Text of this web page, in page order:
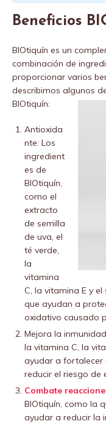
Beneficios
BIOtiquín es un
combinación de
proporcionar varios
describimos algunos
BIOtiquín:
Antioxida
nte: Los
ingredient
es de
BIOtiquín,
como el
extracto
de semilla
de uva, el
té verde,
la
vitamina
C, la vitamina E y
que ayudan a
oxidativo causado
Mejora la
la vitamina C, la
ayudar a fortalecer
reducir el riesgo de
Combate
BIOtiquín, como la
ayudar a reducir la